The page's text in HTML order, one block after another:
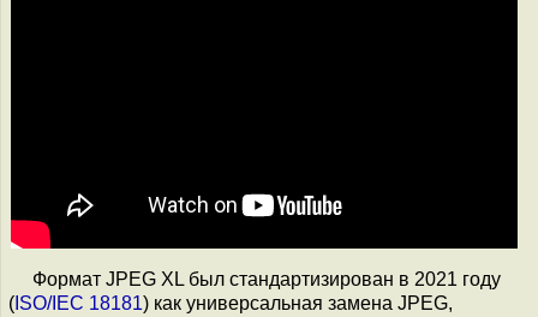
Формат JPEG XL был стандартизирован в 2021 году
( ISO/IEC 18181) как универсальная замена JPEG,